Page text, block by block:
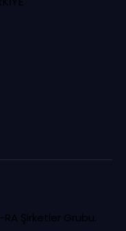
RA Şirketler Grubu.